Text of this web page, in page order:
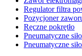
Regulator filtra
Pozycjoner
Ręczne pokrętło
Pneumatyczne
Pneumatyczne